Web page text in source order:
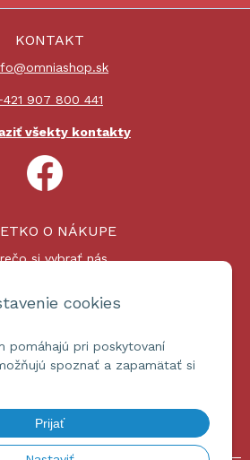
cookies
pomáhajú pri poskytovaní
spoznať a zapamätať si
Prijať
KONTAKT
907 800 441
všekty kontakty
O NÁKUPE
si vybrať nás
Platby a doprava
INFORMÁCIE
podmienky
osobných údajov